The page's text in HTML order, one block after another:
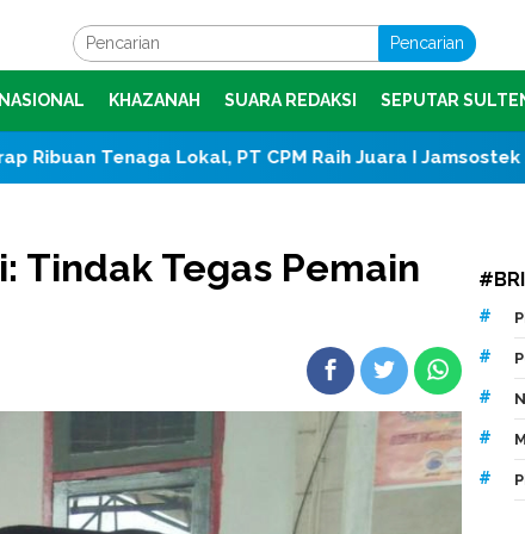
Pencarian
NASIONAL KHAZANAH SUARA REDAKSI SEPUTAR
PT CPM Raih Juara I Jamsostek Award 2026
Tindak Tegas Pemain